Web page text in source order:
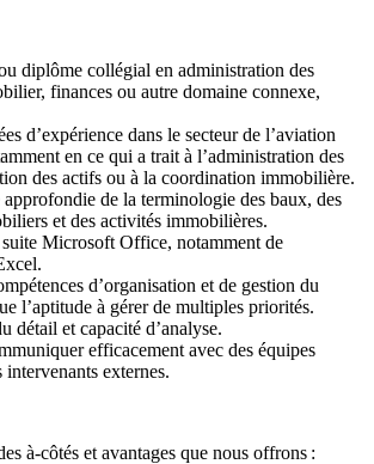
diplôme collégial en administration des
finances ou autre domaine connexe,
d’expérience dans le secteur de l’aviation
en ce qui a trait à l’administration des
des actifs ou à la coordination immobilière.
approfondie de la terminologie des baux, des
et des activités immobilières.
Microsoft Office, notamment de
d’organisation et de gestion du
l’aptitude à gérer de multiples priorités.
détail et capacité d’analyse.
efficacement avec des équipes
intervenants externes.
à-côtés et avantages que nous offrons :